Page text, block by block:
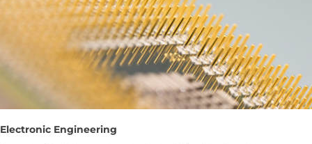
Electronic Engineering